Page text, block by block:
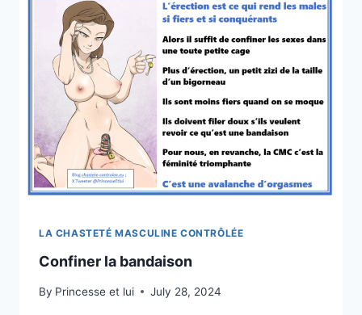
LA CHASTETÉ MASCULINE CONTRÔLÉE
Confiner la bandaison
By Princesse et lui July 28, 2024